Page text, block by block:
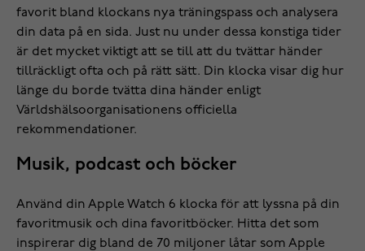
favorit bland klockans nya träningspass och analysera
din data på en sida. Just nu under dessa konstiga tider
är det mycket viktigt att se till att du tvättar händer
tillräckligt ofta och på rätt sätt. Din klocka visar dig hur
länge du borde tvätta dina händer enligt
Världshälsoorganisationens officiella
rekommendationer.
Musik, podcast och böcker
Använd din Apple Watch 6 klocka för att lyssna på din
favoritmusik och dina favoritböcker. Hitta det som
inspirerar dig bland de 70 miljoner låtar som Apple